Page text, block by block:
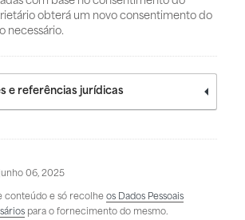
obterá um novo consentimento do
necessário.
e referências jurídicas
06, 2025
conteúdo e só recolhe os Dados Pessoais
para o fornecimento do mesmo.